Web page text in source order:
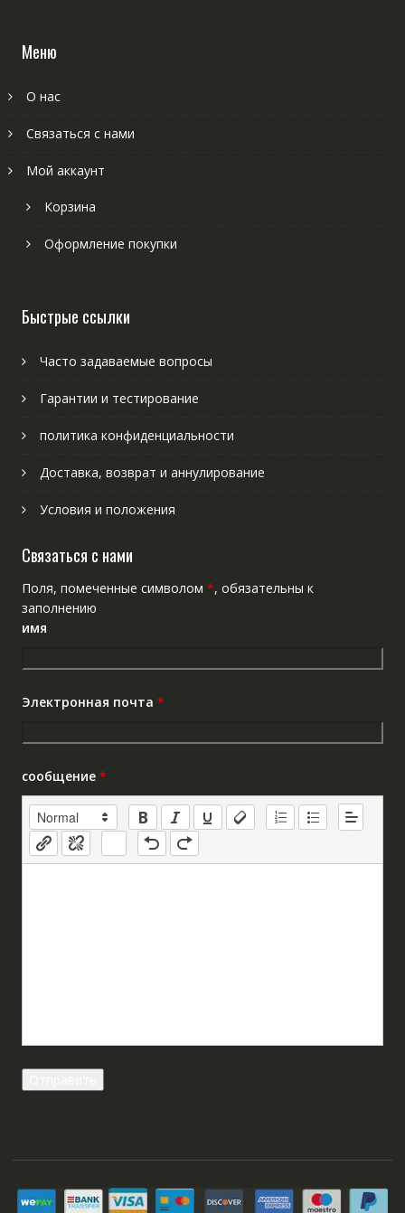
Меню
О нас
Связаться с нами
Мой аккаунт
Корзина
Оформление покупки
Быстрые ссылки
Часто задаваемые вопросы
Гарантии и тестирование
политика конфиденциальности
Доставка, возврат и аннулирование
Условия и положения
Связаться с нами
Поля, помеченные символом *, обязательны к
заполнению
имя
Электронная почта *
сообщение *